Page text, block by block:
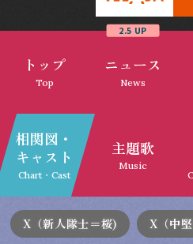
トップ
Top
ニュース
News
2.5 UP
相関図・
キャスト
Chart・Cast
主題歌
Music
X（新人隊士＝桜) X（中堅